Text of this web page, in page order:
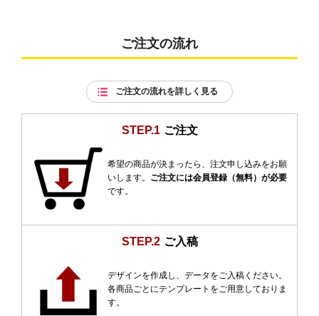
ご注文の流れ
ご注文の流れを詳しく見る
STEP.1 ご注文
希望の商品が決まったら、注文申し込みをお願
いします。 ご注文には会員登録（無料）が必要
です。
STEP.2 ご入稿
デザインを作成し、データをご入稿ください。
各商品ごとにテンプレートをご用意しておりま
す。